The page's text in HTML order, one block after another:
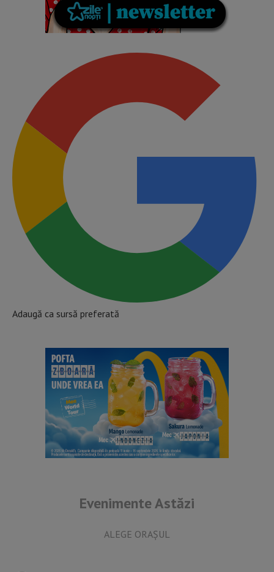
Adaugă ca sursă preferată
Evenimente Astăzi
ALEGE ORAȘUL